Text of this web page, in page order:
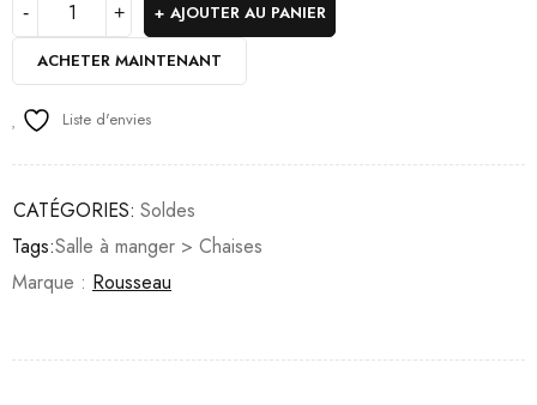
AJOUTER AU PANIER
ACHETER MAINTENANT
Liste d'envies
CATÉGORIES: Soldes
Tags:Salle à manger > Chaises
Marque : Rousseau